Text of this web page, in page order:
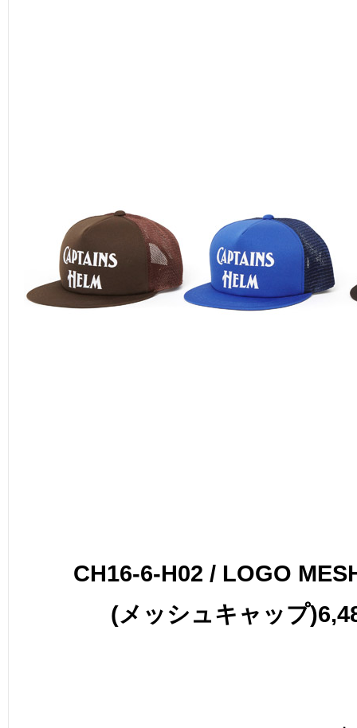
CH16-6-H02 / LOGO
(メッシュキャップ